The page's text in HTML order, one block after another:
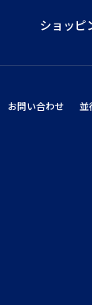
ショッピ
お問い合わせ 並